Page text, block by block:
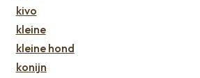
kivo
kleine
kleine hond
konijn